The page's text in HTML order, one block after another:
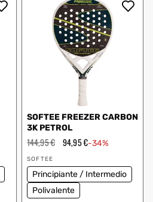
SOFTEE FREEZER CARBON
3K PETROL
Precio
habitual
144,95 € Precio
94,95 €-34%
Proveedor:
SOFTEE
Principiante / Intermedio
Polivalente